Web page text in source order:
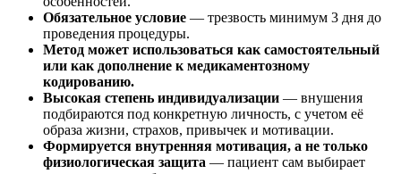
Обязательное условие — трезвость минимум 3 дня до
проведения процедуры.
Метод может использоваться как самостоятельный
или как дополнение к медикаментозному
кодированию.
Высокая степень индивидуализации — внушения
подбираются под конкретную личность, с учетом её
образа жизни, страхов, привычек и мотивации.
Формируется внутренняя мотивация, а не только
физиологическая защита — пациент сам выбирает